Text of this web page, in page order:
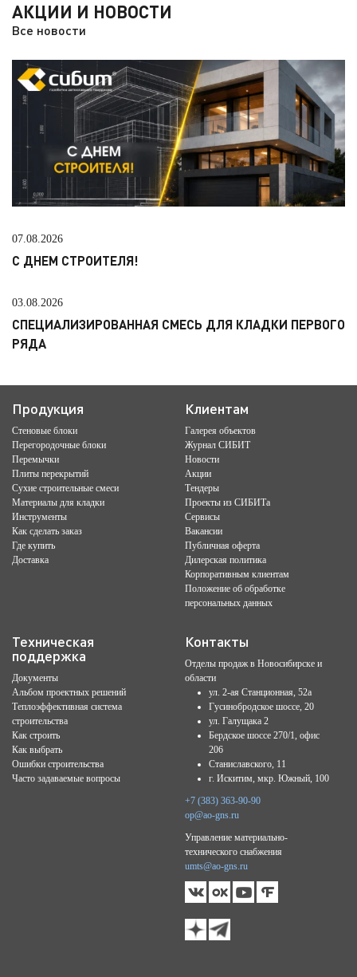
АКЦИИ И НОВОСТИ
Все новости
07.08.2026
С ДНЕМ СТРОИТЕЛЯ!
03.08.2026
СПЕЦИАЛИЗИРОВАННАЯ СМЕСЬ ДЛЯ КЛАДКИ ПЕРВОГО
РЯДА
Продукция
Стеновые блоки
Перегородочные блоки
Перемычки
Плиты перекрытий
Сухие строительные смеси
Материалы для кладки
Инструменты
Как сделать заказ
Где купить
Доставка
Клиентам
Галерея объектов
Журнал СИБИТ
Новости
Акции
Тендеры
Проекты из СИБИТа
Сервисы
Вакансии
Публичная оферта
Дилерская политика
Корпоративным клиентам
Положение об обработке
персональных данных
Техническая
поддержка
Документы
Альбом проектных решений
Теплоэффективная система
строительства
Как строить
Как выбрать
Ошибки строительства
Часто задаваемые вопросы
Контакты
Отделы продаж в Новосибирске и
области
ул. 2-ая Станционная, 52а
Гусинобродское шоссе, 20
ул. Галущака 2
Бердское шоссе 270/1, офис
206
Станиславского, 11
г. Искитим, мкр. Южный, 100
+7 (383) 363-90-90
op@ao-gns.ru
Управление материально-
технического снабжения
umts@ao-gns.ru